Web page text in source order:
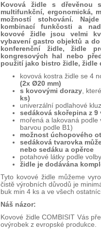
Kovová židle s dřevěnou
multifunkční, ergonomická,
možností stohování.
kombinací funkčosti a
kovové židle jsou velmi
vybavení gastro objektů a
konferenční židle, židle
kongresových hal nebo
použití jako bistro židle, židle
kovová kostra židle se 4
(2x Ø20 mm)
s kovovými dorazy ,
ks)
univerzální podlahové
sedáková skořepina z
mořená a lakovaná
barvou podle B1)
možnost úchopového
sedáková tvarovka
nebo sedáku a opěrce
potahové látky podle
židle je dodávána
Tyto kovové židle můžeme
čistě výrobních důvodů je
buk min 4 ks a ve všech
Náš názor:
Kovové židle COMBISIT Vás
ovýrobek z evropské p rodukce.